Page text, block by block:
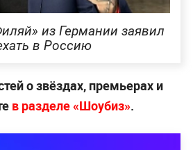
из Германии заявил
в Россию
о звёздах, премьерах и
в разделе «Шоубиз».